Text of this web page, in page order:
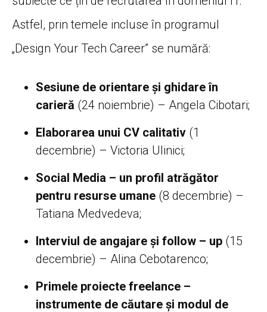
Astfel, prin temele incluse în programul
„Design Your Tech Career” se numără:
Sesiune de orientare și ghidare în
carieră (24 noiembrie) – Angela Cibotari;
Elaborarea unui CV calitativ (1
decembrie) – Victoria Ulinici;
Social Media – un profil atrăgător
pentru resurse umane (8 decembrie) –
Tatiana Medvedeva;
Interviul de angajare și follow – up (15
decembrie) – Alina Cebotarenco;
Primele proiecte freelance –
instrumente de căutare și modul de